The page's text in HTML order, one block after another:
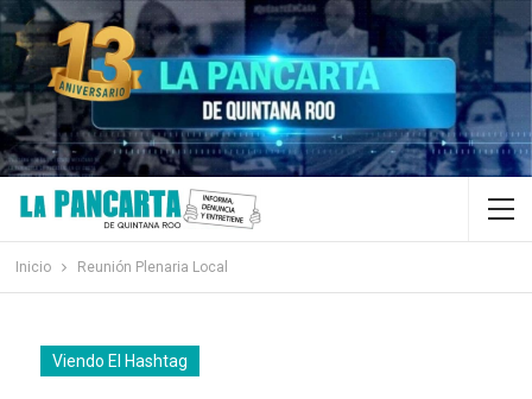
Inicio Reunión Plenaria Local
Viendo El Hashtag